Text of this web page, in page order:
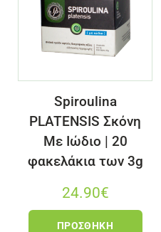
Spiroulina
PLATENSIS Σκόνη
Με Ιώδιο | 20
φακελάκια των 3g
24.90€
ΠΡΟΣΘΉΚΗ